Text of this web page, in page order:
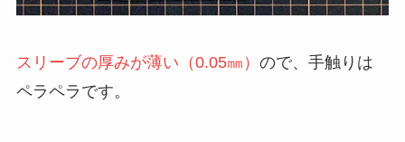
スリーブの厚みが薄い（0.05㎜） ので、手触りは
ペラペラです。